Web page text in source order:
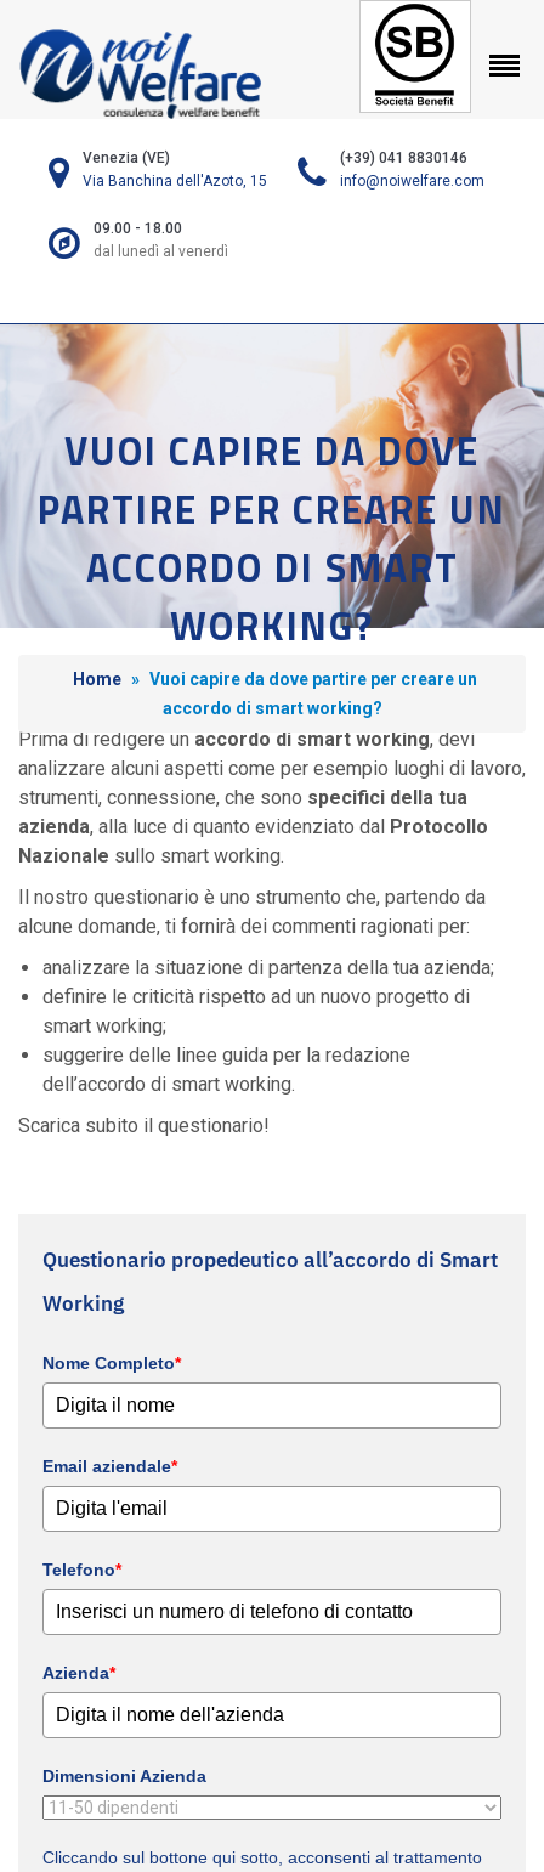
Venezia (VE)
Via Banchina dell'Azoto, 15
(+39) 041 8830146
info@noiwelfare.com
09.00 - 18.00
dal lunedì al venerdì
VUOI CAPIRE DA DOVE
PARTIRE PER CREARE UN
ACCORDO DI SMART
WORKING?
Home » Vuoi capire da dove partire per creare un
accordo di smart working?
Prima di redigere un accordo di smart working, devi
analizzare alcuni aspetti come per esempio luoghi di lavoro,
strumenti, connessione, che sono specifici della tua
azienda, alla luce di quanto evidenziato dal Protocollo
Nazionale sullo smart working.
Il nostro questionario è uno strumento che, partendo da
alcune domande, ti fornirà dei commenti ragionati per:
analizzare la situazione di partenza della tua azienda;
definire le criticità rispetto ad un nuovo progetto di
smart working;
suggerire delle linee guida per la redazione
dell’accordo di smart working.
Scarica subito il questionario!
Questionario propedeutico all’accordo di Smart
Working
Nome Completo*
Email aziendale*
Telefono*
Azienda*
Dimensioni Azienda
Cliccando sul bottone qui sotto, acconsenti al trattamento